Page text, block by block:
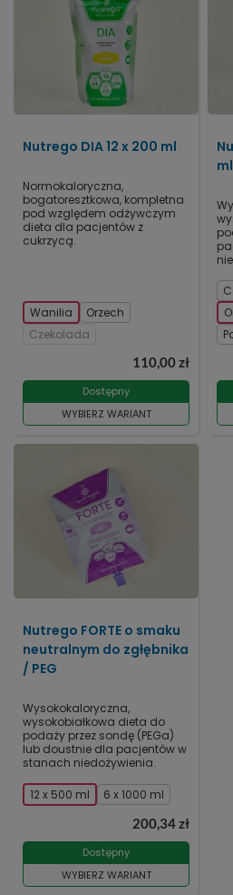
Nutrego DIA 12 x 200 ml
Normokaloryczna,
bogatoresztkowa, kompletna
pod względem odżywczym
dieta dla pacjentów z
cukrzycą.
Wanilia
Orzech
Czekolada
Dostępny
WYBIERZ WARIANT
110,00 zł
ml
Nutrego FORTE o smaku
neutralnym do zgłębnika
/ PEG
Wysokokaloryczna,
wysokobiałkowa dieta do
podaży przez sondę (PEGa)
lub doustnie dla pacjentów w
stanach niedożywienia.
12 x 500 ml 6 x 1000 ml
Dostępny
WYBIERZ WARIANT
200,34 zł